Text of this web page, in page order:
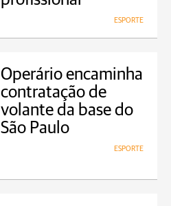
ESPORTE
Operário encaminha
contratação de
volante da base do
São Paulo
ESPORTE